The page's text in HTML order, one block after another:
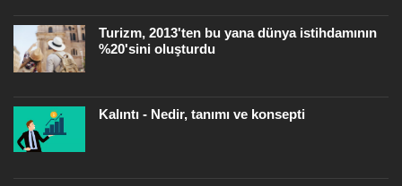
Turizm, 2013'ten bu yana dünya istihdamının
%20'sini oluşturdu
Kalıntı - Nedir, tanımı ve konsepti